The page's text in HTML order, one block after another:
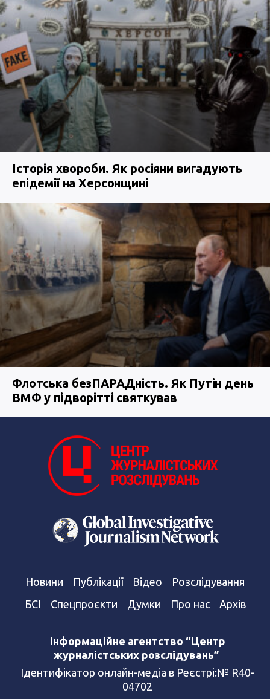
Історія хвороби. Як росіяни вигадують
епідемії на Херсонщині
Флотська безПАРАДність. Як Путін день
ВМФ у підворітті святкував
Новини Публікації Відео
Розслідування
БСІ
Спецпроєкти Думки Про нас Архів
Інформаційне агентство “Центр
журналістських розслідувань”
Ідентифікатор онлайн-медіа в Реєстрі:№ R40-
04702